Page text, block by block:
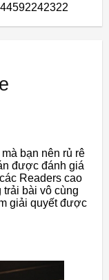
mà bạn nên rủ rê
được đánh giá
Readers cao
bài vô cùng
giải quyết được